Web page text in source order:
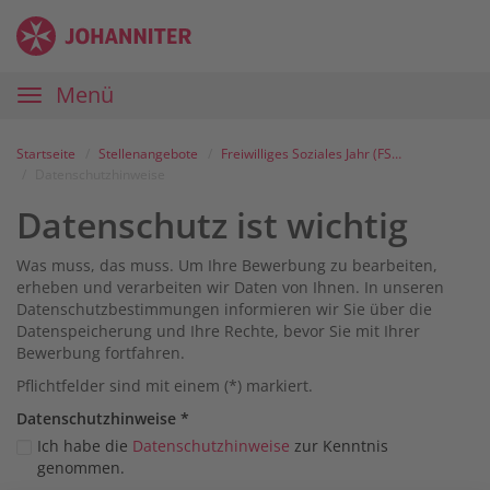
Zum
Inhalt
Anmelden
Zur
Navigation
Zur
Startseite
Karriereportal
Johanniter
Hauptnavigation
Menü
Startseite Stellenangebote
Freiwilliges Soziales Jahr (FSJ) in der Sozialstation Busecker Tal / ambulanten Pflege
Datenschutz ist wichtig
Was muss, das muss. Um Ihre Bewerbung zu bearbeiten,
erheben und verarbeiten wir Daten von Ihnen. In unseren
Datenschutzbestimmungen informieren wir Sie über die
Datenspeicherung und Ihre Rechte, bevor Sie mit Ihrer
Bewerbung fortfahren.
Pflichtfelder sind mit einem (*) markiert.
Datenschutz­hinweise *
Ich habe die Datenschutzhinweise zur Kenntnis
genommen.